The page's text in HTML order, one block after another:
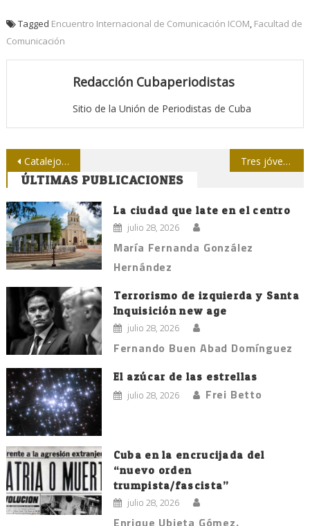
Tagged Encuentro Internacional de Comunicación ICOM Facultad de
Comunicación
Redacción Cubaperiodistas
Sitio de la Unión de Periodistas de Cuba
Navegación
de
entradas
Catalejo con Eusebio Leal, este viernes, en el Instituto Internacional de Periodismo “José Martí” Tres jóvenes miradas en torno a ICOM
ÚLTIMAS PUBLICACIONES
La ciudad que late en el centro
julio 28, 2026
María Fernanda González
Hernández
Terrorismo de izquierda y Santa
Inquisición new age
julio 28, 2026
Fernando Buen Abad Domínguez
El azúcar de las estrellas
julio 28, 2026 Frei Betto
Cuba en la encrucijada del
“nuevo orden
trumpista/fascista”
julio 28, 2026